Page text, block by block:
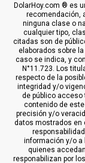
DolarHoy.com ® es
recomendación,
ninguna clase o
cualquier tipo,
citadas son de
elaborados sobre
caso se indica, y
N°11.723. Los
respecto de la
integridad y/o
de público acceso
contenido de
precisión y/o
datos mostrados en
información y/o a
quienes
responabilizan por